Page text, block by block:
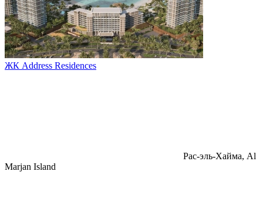
ЖК Address Residences
Pac-эль-Хайма, Al
Marjan Island